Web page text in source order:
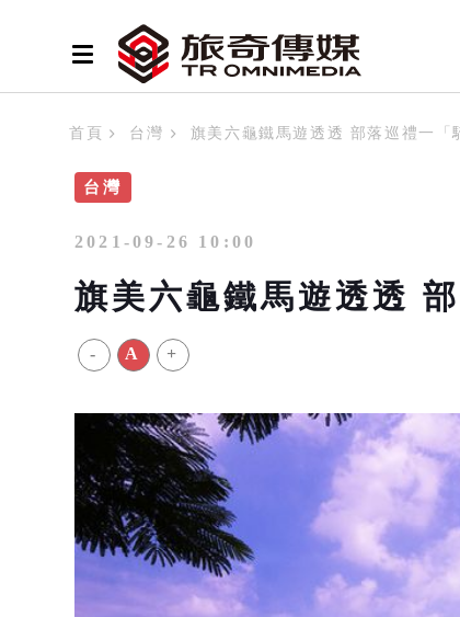
首頁 台灣 旗美六龜鐵馬遊透透 部落巡禮一「
台灣
2021-09-26 10:00
旗美六龜鐵馬遊透透
- A +